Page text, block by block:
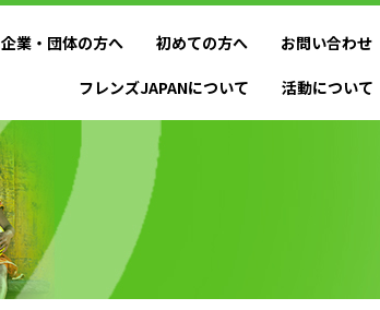
フレンズJAPANについて 活動について
企業・団体の方へ 初めての方へ お問い合わせ